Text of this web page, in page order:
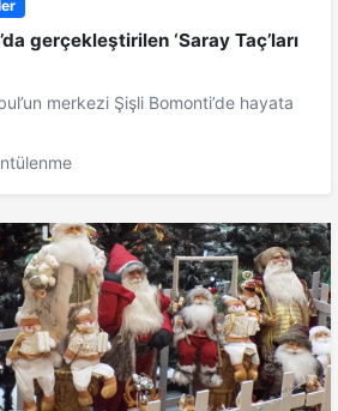
gerçekleştirilen ‘Saray Taç’ları
merkezi Şişli Bomonti’de hayata